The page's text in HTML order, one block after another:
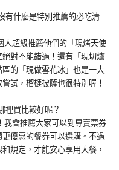
有什麼是特別推薦的必吃清
人超級推薦他們的「現烤天使
對不能錯過！還有「現切爐
的「現做雪花冰」也是一大
試，榴槤披薩也很特別喔！
裡買比較好呢？
我會推薦大家可以到專賣票券
優惠的餐券可以選購。不過
規定，才能安心享用大餐，